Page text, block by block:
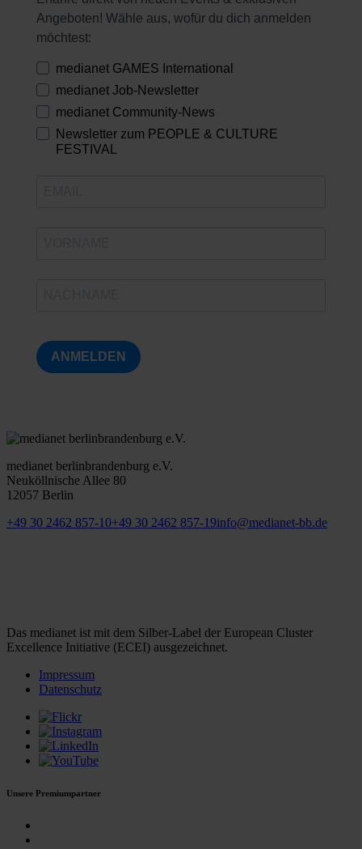
Angeboten! Wähle aus, wofür du dich anmelden
möchtest:
medianet GAMES International
medianet Job-Newsletter
medianet Community-News
Newsletter zum PEOPLE & CULTURE
FESTIVAL
ANMELDEN
medianet berlinbrandenburg e.V.
Neuköllnische Allee 80
12057 Berlin
+49 30 2462 857-10+49 30 2462 857-19info@medianet-bb.de
Das medianet ist mit dem Silber-Label der European Cluster
Excellence Initiative (ECEI) ausgezeichnet.
Impressum
Datenschutz
Unsere Premiumpartner